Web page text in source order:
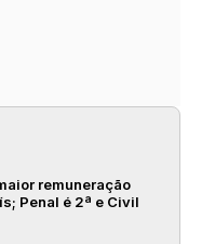
remuneração
Penal é 2ª e Civil